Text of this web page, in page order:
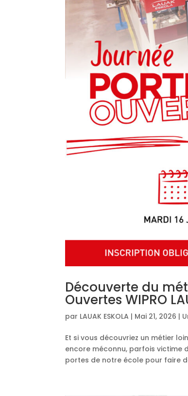
Découverte du
Ouvertes WIPRO
par LAUAK ESKOLA | Mai 21, 2026 |
Et si vous découvriez un métier
encore méconnu, parfois victime
portes de notre école pour faire